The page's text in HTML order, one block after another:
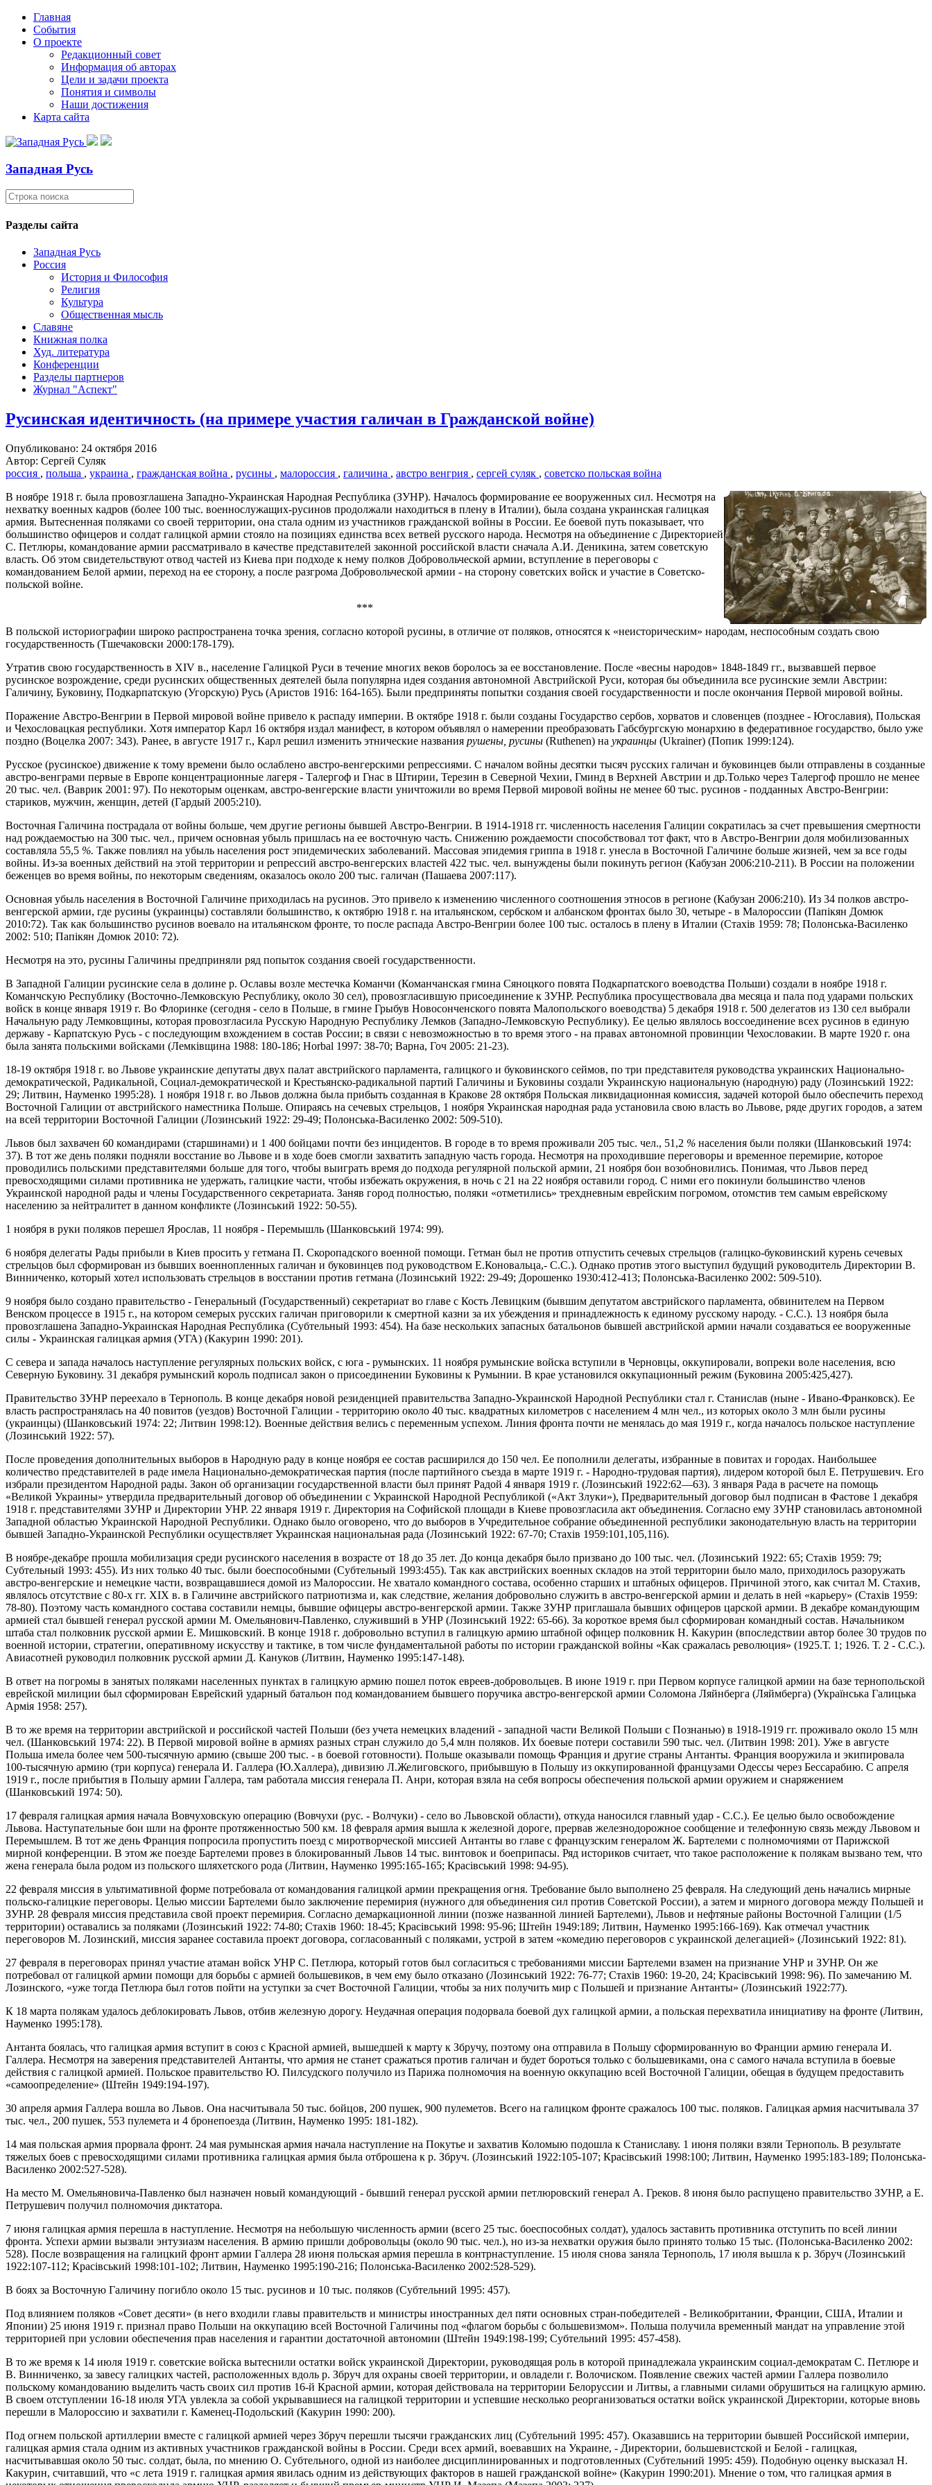
Главная
События
О проекте
Редакционный совет
Информация об авторах
Цели и задачи проекта
Понятия и символы
Наши достижения
Карта сайта
Западная Русь
Разделы сайта
Западная Русь
Россия
История и Философия
Религия
Культура
Общественная мысль
Славяне
Книжная полка
Худ. литература
Конференции
Разделы партнеров
Журнал "Аспект"
Русинская идентичность (на примере участия галичан в Гражданской войне)
Опубликовано: 24 октября 2016
Автор: Сергей Суляк
россия , польша , украина , гражданская война , русины , малороссия , галичина , австро венгрия , сергей суляк , советско польская война
В ноябре 1918 г. была провозглашена Западно-Украинская Народная Республика (ЗУНР). Началось формирование ее вооруженных сил. Несмотря на
нехватку военных кадров (более 100 тыс. военнослужащих-русинов продолжали находиться в плену в Италии), была создана украинская галицкая
армия. Вытесненная поляками со своей территории, она стала одним из участников гражданской войны в России. Ее боевой путь показывает, что
большинство офицеров и солдат галицкой армии стояло на позициях единства всех ветвей русского народа. Несмотря на объединение с Директорией
С. Петлюры, командование армии рассматривало в качестве представителей законной российской власти сначала А.И. Деникина, затем советскую
власть. Об этом свидетельствуют отвод частей из Киева при подходе к нему полков Добровольческой армии, вступление в переговоры с
командованием Белой армии, переход на ее сторону, а после разгрома Добровольческой армии - на сторону советских войск и участие в Советско-
польской войне.
***
В польской историографии широко распространена точка зрения, согласно которой русины, в отличие от поляков, относятся к «неисторическим» народам, неспособным создать свою
государственность (Тшечаковски 2000:178-179).
Утратив свою государственность в XIV в., население Галицкой Руси в течение многих веков боролось за ее восстановление. После «весны народов» 1848-1849 гг., вызвавшей первое
русинское возрождение, среди русинских общественных деятелей была популярна идея создания автономной Австрийской Руси, которая бы объединила все русинские земли Австрии:
Галичину, Буковину, Подкарпатскую (Угорскую) Русь (Аристов 1916: 164-165). Были предприняты попытки создания своей государственности и после окончания Первой мировой войны.
Поражение Австро-Венгрии в Первой мировой войне привело к распаду империи. В октябре 1918 г. были созданы Государство сербов, хорватов и словенцев (позднее - Югославия), Польская
и Чехословацкая республики. Хотя император Карл 16 октября издал манифест, в котором объявлял о намерении преобразовать Габсбургскую монархию в федеративное государство, было уже
поздно (Воцелка 2007: 343). Ранее, в августе 1917 г., Карл решил изменить этнические названия рушены, русины (Ruthenen) на украинцы (Ukrainer) (Попик 1999:124).
Русское (русинское) движение к тому времени было ослаблено австро-венгерскими репрессиями. С началом войны десятки тысяч русских галичан и буковинцев были отправлены в созданные
австро-венграми первые в Европе концентрационные лагеря - Талергоф и Гнас в Штирии, Терезин в Северной Чехии, Гминд в Верхней Австрии и др.Только через Талергоф прошло не менее
20 тыс. чел. (Ваврик 2001: 97). По некоторым оценкам, австро-венгерские власти уничтожили во время Первой мировой войны не менее 60 тыс. русинов - подданных Австро-Венгрии:
стариков, мужчин, женщин, детей (Гардый 2005:210).
Восточная Галичина пострадала от войны больше, чем другие регионы бывшей Австро-Венгрии. В 1914-1918 гг. численность населения Галиции сократилась за счет превышения смертности
над рождаемостью на 300 тыс. чел., причем основная убыль пришлась на ее восточную часть. Снижению рождаемости способствовал тот факт, что в Австро-Венгрии доля мобилизованных
составляла 55,5 %. Также повлиял на убыль населения рост эпидемических заболеваний. Массовая эпидемия гриппа в 1918 г. унесла в Восточной Галичине больше жизней, чем за все годы
войны. Из-за военных действий на этой территории и репрессий австро-венгерских властей 422 тыс. чел. вынуждены были покинуть регион (Кабузан 2006:210-211). В России на положении
беженцев во время войны, по некоторым сведениям, оказалось около 200 тыс. галичан (Пашаева 2007:117).
Основная убыль населения в Восточной Галичине приходилась на русинов. Это привело к изменению численного соотношения этносов в регионе (Кабузан 2006:210). Из 34 полков австро-
венгерской армии, где русины (украинцы) составляли большинство, к октябрю 1918 г. на итальянском, сербском и албанском фронтах было 30, четыре - в Малороссии (Папікян Домюк
2010:72). Так как большинство русинов воевало на итальянском фронте, то после распада Австро-Венгрии более 100 тыс. осталось в плену в Италии (Стахів 1959: 78; Полонська-Василенко
2002: 510; Папікян Домюк 2010: 72).
Несмотря на это, русины Галичины предприняли ряд попыток создания своей государственности.
В Западной Галиции русинские села в долине р. Ославы возле местечка Команчи (Команчанская гмина Сяноцкого повята Подкарпатского воеводства Польши) создали в ноябре 1918 г.
Команчскую Республику (Восточно-Лемковскую Республику, около 30 сел), провозгласившую присоединение к ЗУНР. Республика просуществовала два месяца и пала под ударами польских
войск в конце января 1919 г. Во Флоринке (сегодня - село в Польше, в гмине Грыбув Новосонченского повята Малопольского воеводства) 5 декабря 1918 г. 500 делегатов из 130 сел выбрали
Начальную раду Лемковщины, которая провозгласила Русскую Народную Республику Лемков (Западно-Лемковскую Республику). Ее целью являлось воссоединение всех русинов в единую
державу - Карпатскую Русь - с последующим вхождением в состав России; в связи с невозможностью в то время этого - на правах автономной провинции Чехословакии. В марте 1920 г. она
была занята польскими войсками (Лемківщина 1988: 180-186; Horbal 1997: 38-70; Варна, Гоч 2005: 21-23).
18-19 октября 1918 г. во Львове украинские депутаты двух палат австрийского парламента, галицкого и буковинского сеймов, по три представителя руководства украинских Национально-
демократической, Радикальной, Социал-демократической и Крестьянско-радикальной партий Галичины и Буковины создали Украинскую национальную (народную) раду (Лозинський 1922:
29; Литвин, Науменко 1995:28). 1 ноября 1918 г. во Львов должна была прибыть созданная в Кракове 28 октября Польская ликвидационная комиссия, задачей которой было обеспечить переход
Восточной Галиции от австрийского наместника Польше. Опираясь на сечевых стрельцов, 1 ноября Украинская народная рада установила свою власть во Львове, ряде других городов, а затем
на всей территории Восточной Галиции (Лозинський 1922: 29-49; Полонська-Василенко 2002: 509-510).
Львов был захвачен 60 командирами (старшинами) и 1 400 бойцами почти без инцидентов. В городе в то время проживали 205 тыс. чел., 51,2 % населения были поляки (Шанковський 1974:
37). В тот же день поляки подняли восстание во Львове и в ходе боев смогли захватить западную часть города. Несмотря на проходившие переговоры и временное перемирие, которое
проводились польскими представителями больше для того, чтобы выиграть время до подхода регулярной польской армии, 21 ноября бои возобновились. Понимая, что Львов перед
превосходящими силами противника не удержать, галицкие части, чтобы избежать окружения, в ночь с 21 на 22 ноября оставили город. С ними его покинули большинство членов
Украинской народной рады и члены Государственного секретариата. Заняв город полностью, поляки «отметились» трехдневным еврейским погромом, отомстив тем самым еврейскому
населению за нейтралитет в данном конфликте (Лозинський 1922: 50-55).
1 ноября в руки поляков перешел Ярослав, 11 ноября - Перемышль (Шанковський 1974: 99).
6 ноября делегаты Рады прибыли в Киев просить у гетмана П. Скоропадского военной помощи. Гетман был не против отпустить сечевых стрельцов (галицко-буковинский курень сечевых
стрельцов был сформирован из бывших военнопленных галичан и буковинцев под руководством Е.Коновальца,- С.С.). Однако против этого выступил будущий руководитель Директории В.
Винниченко, который хотел использовать стрельцов в восстании против гетмана (Лозинський 1922: 29-49; Дорошенко 1930:412-413; Полонська-Василенко 2002: 509-510).
9 ноября было создано правительство - Генеральный (Государственный) секретариат во главе с Кость Левицким (бывшим депутатом австрийского парламента, обвинителем на Первом
Венском процессе в 1915 г., на котором семерых русских галичан приговорили к смертной казни за их убеждения и принадлежность к единому русскому народу. - С.С.). 13 ноября была
провозглашена Западно-Украинская Народная Республика (Субтельный 1993: 454). На базе нескольких запасных батальонов бывшей австрийской армии начали создаваться ее вооруженные
силы - Украинская галицкая армия (УГА) (Какурин 1990: 201).
С севера и запада началось наступление регулярных польских войск, с юга - румынских. 11 ноября румынские войска вступили в Черновцы, оккупировали, вопреки воле населения, всю
Северную Буковину. 31 декабря румынский король подписал закон о присоединении Буковины к Румынии. В крае установился оккупационный режим (Буковина 2005:425,427).
Правительство ЗУНР переехало в Тернополь. В конце декабря новой резиденцией правительства Западно-Украинской Народной Республики стал г. Станислав (ныне - Ивано-Франковск). Ее
власть распространялась на 40 повитов (уездов) Восточной Галиции - территорию около 40 тыс. квадратных километров с населением 4 млн чел., из которых около 3 млн были русины
(украинцы) (Шанковський 1974: 22; Литвин 1998:12). Военные действия велись с переменным успехом. Линия фронта почти не менялась до мая 1919 г., когда началось польское наступление
(Лозинський 1922: 57).
После проведения дополнительных выборов в Народную раду в конце ноября ее состав расширился до 150 чел. Ее пополнили делегаты, избранные в повитах и городах. Наибольшее
количество представителей в раде имела Национально-демократическая партия (после партийного съезда в марте 1919 г. - Народно-трудовая партия), лидером которой был Е. Петрушевич. Его
избрали президентом Народной рады. Закон об организации государственной власти был принят Радой 4 января 1919 г. (Лозинський 1922:62—63). 3 января Рада в расчете на помощь
«Великой Украины» утвердила предварительный договор об объединении с Украинской Народной Республикой («Акт Злуки»), Предварительный договор был подписан в Фастове 1 декабря
1918 г. представителями ЗУНР и Директории УНР. 22 января 1919 г. Директория на Софийской площади в Киеве провозгласила акт объединения. Согласно ему ЗУНР становилась автономной
Западной областью Украинской Народной Республики. Однако было оговорено, что до выборов в Учредительное собрание объединенной республики законодательную власть на территории
бывшей Западно-Украинской Республики осуществляет Украинская национальная рада (Лозинський 1922: 67-70; Стахів 1959:101,105,116).
В ноябре-декабре прошла мобилизация среди русинского населения в возрасте от 18 до 35 лет. До конца декабря было призвано до 100 тыс. чел. (Лозинський 1922: 65; Стахів 1959: 79;
Субтельный 1993: 455). Из них только 40 тыс. были боеспособными (Субтельный 1993:455). Так как австрийских военных складов на этой территории было мало, приходилось разоружать
австро-венгерские и немецкие части, возвращавшиеся домой из Малороссии. Не хватало командного состава, особенно старших и штабных офицеров. Причиной этого, как считал М. Стахив,
являлось отсутствие с 80-х гг. XIX в. в Галичине австрийского патриотизма и, как следствие, желания добровольно служить в австро-венгерской армии и делать в ней «карьеру» (Стахів 1959:
78-80). Поэтому часть командного состава составили немцы, бывшие офицеры австро-венгерской армии. Также ЗУНР приглашала бывших офицеров царской армии. В декабре командующим
армией стал бывшей генерал русской армии М. Омельянович-Павленко, служивший в УНР (Лозинський 1922: 65-66). За короткое время был сформирован командный состав. Начальником
штаба стал полковник русской армии Е. Мишковский. В конце 1918 г. добровольно вступил в галицкую армию штабной офицер полковник Н. Какурин (впоследствии автор более 30 трудов по
военной истории, стратегии, оперативному искусству и тактике, в том числе фундаментальной работы по истории гражданской войны «Как сражалась революция» (1925.Т. 1; 1926. Т. 2 - С.С.).
Авиасотней руководил полковник русской армии Д. Кануков (Литвин, Науменко 1995:147-148).
В ответ на погромы в занятых поляками населенных пунктах в галицкую армию пошел поток евреев-добровольцев. В июне 1919 г. при Первом корпусе галицкой армии на базе тернопольской
еврейской милиции был сформирован Еврейский ударный батальон под командованием бывшего поручика австро-венгерской армии Соломона Ляйнберга (Ляймберга) (Українська Галицька
Армія 1958: 257).
В то же время на территории австрийской и российской частей Польши (без учета немецких владений - западной части Великой Польши с Познанью) в 1918-1919 гг. проживало около 15 млн
чел. (Шанковський 1974: 22). В Первой мировой войне в армиях разных стран служило до 5,4 млн поляков. Их боевые потери составили 590 тыс. чел. (Литвин 1998: 201). Уже в августе
Польша имела более чем 500-тысячную армию (свыше 200 тыс. - в боевой готовности). Польше оказывали помощь Франция и другие страны Антанты. Франция вооружила и экипировала
100-тысячную армию (три корпуса) генерала И. Галлера (Ю.Халлера), дивизию Л.Желиговского, прибывшую в Польшу из оккупированной французами Одессы через Бессарабию. С апреля
1919 г., после прибытия в Польшу армии Галлера, там работала миссия генерала П. Анри, которая взяла на себя вопросы обеспечения польской армии оружием и снаряжением
(Шанковський 1974: 50).
17 февраля галицкая армия начала Вовчуховскую операцию (Вовчухи (рус. - Волчуки) - село во Львовской области), откуда наносился главный удар - С.С.). Ее целью было освобождение
Львова. Наступательные бои шли на фронте протяженностью 500 км. 18 февраля армия вышла к железной дороге, прервав железнодорожное сообщение и телефонную связь между Львовом и
Перемышлем. В тот же день Франция попросила пропустить поезд с миротворческой миссией Антанты во главе с французским генералом Ж. Бартелеми с полномочиями от Парижской
мирной конференции. В этом же поезде Бартелеми провез в блокированный Львов 14 тыс. винтовок и боеприпасы. Ряд историков считает, что такое расположение к полякам вызвано тем, что
жена генерала была родом из польского шляхетского рода (Литвин, Науменко 1995:165-165; Красівський 1998: 94-95).
22 февраля миссия в ультимативной форме потребовала от командования галицкой армии прекращения огня. Требование было выполнено 25 февраля. На следующий день начались мирные
польско-галицкие переговоры. Целью миссии Бартелеми было заключение перемирия (нужного для объединения сил против Советской России), а затем и мирного договора между Польшей и
ЗУНР. 28 февраля миссия представила свой проект перемирия. Согласно демаркационной линии (позже названной линией Бартелеми), Львов и нефтяные районы Восточной Галиции (1/5
территории) оставались за поляками (Лозинський 1922: 74-80; Стахів 1960: 18-45; Красівський 1998: 95-96; Штейн 1949:189; Литвин, Науменко 1995:166-169). Как отмечал участник
переговоров М. Лозинский, миссия заранее составила проект договора, согласованный с поляками, устрой в затем «комедию переговоров с украинской делегацией» (Лозинський 1922: 81).
27 февраля в переговорах принял участие атаман войск УНР С. Петлюра, который готов был согласиться с требованиями миссии Бартелеми взамен на признание УНР и ЗУНР. Он же
потребовал от галицкой армии помощи для борьбы с армией большевиков, в чем ему было отказано (Лозинський 1922: 76-77; Стахів 1960: 19-20, 24; Красівський 1998: 96). По замечанию М.
Лозинского, «уже тогда Петлюра был готов пойти на уступки за счет Восточной Галиции, чтобы за них получить мир с Польшей и признание Антанты» (Лозинський 1922:77).
К 18 марта полякам удалось деблокировать Львов, отбив железную дорогу. Неудачная операция подорвала боевой дух галицкой армии, а польская перехватила инициативу на фронте (Литвин,
Науменко 1995:178).
Антанта боялась, что галицкая армия вступит в союз с Красной армией, вышедшей к марту к Збручу, поэтому она отправила в Польшу сформированную во Франции армию генерала И.
Галлера. Несмотря на заверения представителей Антанты, что армия не станет сражаться против галичан и будет бороться только с большевиками, она с самого начала вступила в боевые
действия с галицкой армией. Польское правительство Ю. Пилсудского получило из Парижа полномочия на военную оккупацию всей Восточной Галиции, обещая в будущем предоставить
«самоопределение» (Штейн 1949:194-197).
30 апреля армия Галлера вошла во Львов. Она насчитывала 50 тыс. бойцов, 200 пушек, 900 пулеметов. Всего на галицком фронте сражалось 100 тыс. поляков. Галицкая армия насчитывала 37
тыс. чел., 200 пушек, 553 пулемета и 4 бронепоезда (Литвин, Науменко 1995: 181-182).
14 мая польская армия прорвала фронт. 24 мая румынская армия начала наступление на Покутье и захватив Коломыю подошла к Станиславу. 1 июня поляки взяли Тернополь. В результате
тяжелых боев с превосходящими силами противника галицкая армия была отброшена к р. Збруч. (Лозинський 1922:105-107; Красівський 1998:100; Литвин, Науменко 1995:183-189; Полонська-
Василенко 2002:527-528).
На место М. Омельяновича-Павленко был назначен новый командующий - бывший генерал русской армии петлюровский генерал А. Греков. 8 июня было распущено правительство ЗУНР, а Е.
Петрушевич получил полномочия диктатора.
7 июня галицкая армия перешла в наступление. Несмотря на небольшую численность армии (всего 25 тыс. боеспособных солдат), удалось заставить противника отступить по всей линии
фронта. Успехи армии вызвали энтузиазм населения. В армию пришли добровольцы (около 90 тыс. чел.), но из-за нехватки оружия было принято только 15 тыс. (Полонська-Василенко 2002:
528). После возвращения на галицкий фронт армии Галлера 28 июня польская армия перешла в контрнаступление. 15 июля снова заняла Тернополь, 17 июля вышла к р. Збруч (Лозинський
1922:107-112; Красівський 1998:101-102; Литвин, Науменко 1995:190-216; Полонська-Василенко 2002:528-529).
В боях за Восточную Галичину погибло около 15 тыс. русинов и 10 тыс. поляков (Субтельний 1995: 457).
Под влиянием поляков «Совет десяти» (в него входили главы правительств и министры иностранных дел пяти основных стран-победителей - Великобритании, Франции, США, Италии и
Японии) 25 июня 1919 г. признал право Польши на оккупацию всей Восточной Галичины под «флагом борьбы с большевизмом». Польша получила временный мандат на управление этой
территорией при условии обеспечения прав населения и гарантии достаточной автономии (Штейн 1949:198-199; Субтельний 1995: 457-458).
В то же время к 14 июля 1919 г. советские войска вытеснили остатки войск украинской Директории, руководящая роль в которой принадлежала украинским социал-демократам С. Петлюре и
В. Винниченко, за завесу галицких частей, расположенных вдоль р. Збруч для охраны своей территории, и овладели г. Волочиском. Появление свежих частей армии Галлера позволило
польскому командованию выделить часть своих сил против 16-й Красной армии, которая действовала на территории Белоруссии и Литвы, а главными силами обрушиться на галицкую армию.
В своем отступлении 16-18 июля УГА увлекла за собой укрывавшиеся на галицкой территории и успевшие несколько реорганизоваться остатки войск украинской Директории, которые вновь
перешли в Малороссию и захватили г. Каменец-Подольский (Какурин 1990: 200).
Под огнем польской артиллерии вместе с галицкой армией через Збруч перешли тысячи гражданских лиц (Субтельний 1995: 457). Оказавшись на территории бывшей Российской империи,
галицкая армия стала одним из активных участников гражданской войны в России. Среди всех армий, воевавших на Украине, - Директории, большевистской и Белой - галицкая,
насчитывавшая около 50 тыс. солдат, была, по мнению О. Субтельного, одной из наиболее дисциплинированных и подготовленных (Субтельний 1995: 459). Подобную оценку высказал Н.
Какурин, считавший, что «с лета 1919 г. галицкая армия явилась одним из действующих факторов в нашей гражданской войне» (Какурин 1990:201). Мнение о том, что галицкая армия в